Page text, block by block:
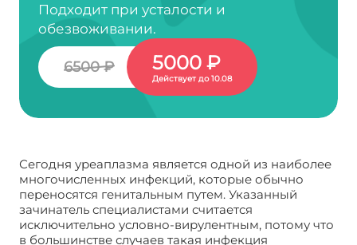
Подходит при усталости и
обезвоживании.
6500 ₽ 5000 ₽
Действует до 10.08
Сегодня уреаплазма является одной из наиболее
многочисленных инфекций, которые обычно
переносятся генитальным путем. Указанный
зачинатель специалистами считается
исключительно условно-вирулентным, потому что
в большинстве случаев такая инфекция